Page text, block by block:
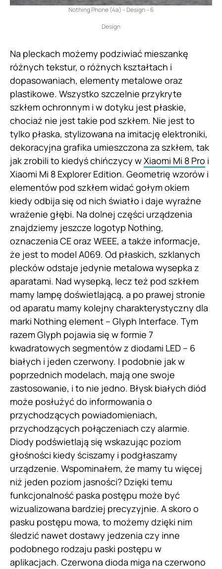
Nothing Phone (4a) – Design – 6
Design
Na pleckach możemy podziwiać mieszankę
różnych tekstur, o różnych kształtach i
dopasowaniach, elementy metalowe oraz
plastikowe. Wszystko szczelnie przykryte
szkłem ochronnym i w dotyku jest płaskie,
chociaż nie jest takie pod szkłem. Nie jest to
tylko płaska, stylizowana na imitację elektroniki,
dekoracyjna grafika umieszczona za szkłem, tak
jak zrobili to kiedyś chińczycy wXiaomi Mi 8 Pro i
Xiaomi Mi 8 Explorer Edition. Geometrię wzorów i
elementów pod szkłem widać gołym okiem
kiedy odbija się od nich światło i daje wyraźne
wrażenie głębi. Na dolnej części urządzenia
znajdziemy jeszcze logotyp Nothing,
oznaczenia CE oraz WEEE, a także informacje,
że jest to model A069. Od płaskich, szklanych
plecków odstaje jedynie metalowa wysepka z
aparatami. Nad wysepką, lecz też pod szkłem
mamy lampę doświetlającą, a po prawej stronie
od aparatu mamy kolejny charakterystyczny dla
marki Nothing element – Glyph Interface. Tym
razem Glyph pojawia się w formie 7
kwadratowych segmentów z diodami LED – 6
białych i jeden czerwony. I podobnie jak w
poprzednich modelach, mają one swoje
zastosowanie, i to nie jedno. Błysk białych diód
może posłużyć do informowania o
przychodzących powiadomieniach,
przychodzących połączeniach czy alarmie.
Diody podświetlają się wskazując poziom
głośności kiedy ściszamy i podgłaszamy
urządzenie. Wspominałem, że mamy tu więcej
niż jeden poziom jasności? Dzięki temu
funkcjonalność paska postępu może być
wizualizowana bardziej precyzyjnie. A skoro o
pasku postępu mowa, to możemy dzięki nim
śledzić nawet dostawy jedzenia czy inne
podobnego rodzaju paski postępu w
aplikacjach. Czerwona dioda miga na czerwono